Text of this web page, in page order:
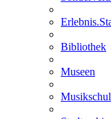
Bibliothek
Museen